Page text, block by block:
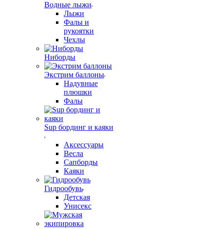
Водные лыжи
Лыжи
Фалы и
рукоятки
Чехлы
Ниборды
Экстрим баллоны
Надувные
плюшки
Фалы
Sup бординг и каяки
Аксессуары
Весла
Сапборды
Каяки
Гидрообувь
Детская
Унисекс